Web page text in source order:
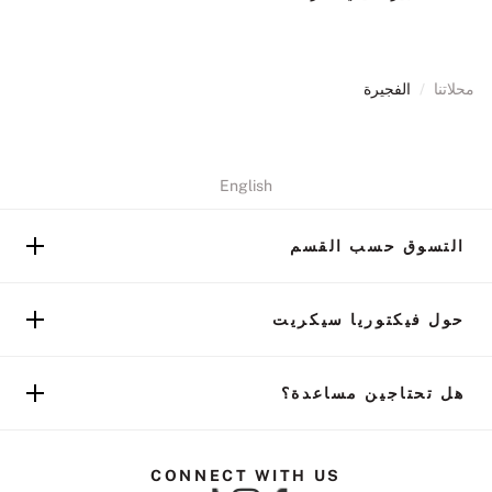
محلاتنا / الفجيرة
English
التسوق حسب القسم
حول فيكتوريا سيكريت
هل تحتاجين مساعدة؟
CONNECT WITH US